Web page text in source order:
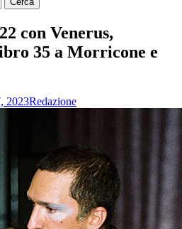
con Venerus,
35 a Morricone e
2023Redazione